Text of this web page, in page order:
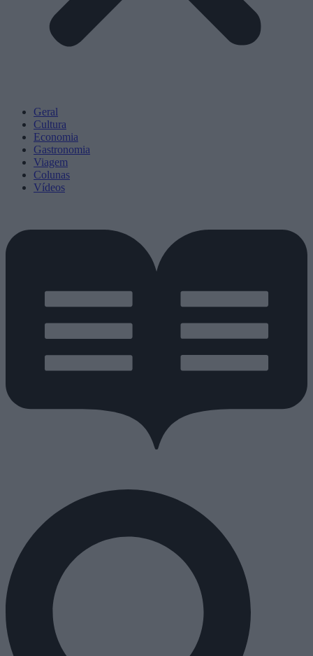
Geral
Cultura
Economia
Gastronomia
Viagem
Colunas
Vídeos